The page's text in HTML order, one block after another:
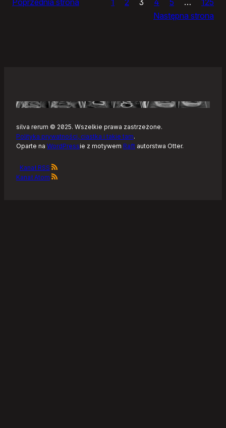
Następna strona
silva rerum © 2025. Wszelkie prawa zastrzeżone.
Polityka prywatności, ciastka i takie tam.
Oparte na WordPressie z motywem Raft autorstwa Otter.
Kanał RSS
Kanał Atom